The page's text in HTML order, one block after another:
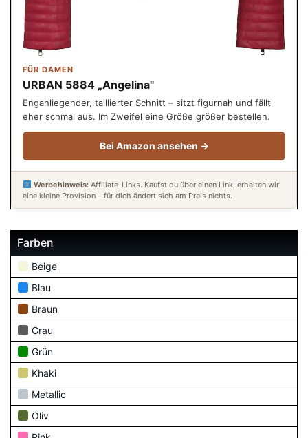
FÜR DAMEN
URBAN 5884 „Angelina"
Enganliegender, taillierter Schnitt – sitzt figurnah und fällt
eher schmal aus. Im Zweifel eine Größe größer bestellen.
Bei Amazon ansehen →
Werbehinweis:Affiliate-Links. Kaufst du über einen Link, erhalten wir
eine kleine Provision – für dich ändert sich am Preis nichts.
Farben
Beige
Blau
Braun
Grau
Grün
Khaki
Metallic
Oliv